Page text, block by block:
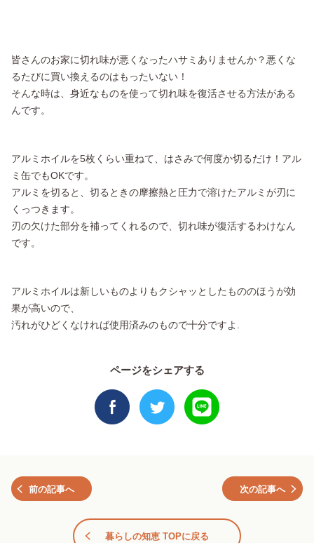
皆さんのお家に切れ味が悪くなったハサミありませんか？悪くな
るたびに買い換えるのはもったいない！
そんな時は、身近なものを使って切れ味を復活させる方法がある
んです。
アルミホイルを5枚くらい重ねて、はさみで何度か切るだけ！アル
ミ缶でもOKです。
アルミを切ると、切るときの摩擦熱と圧力で溶けたアルミが刃に
くっつきます。
刃の欠けた部分を補ってくれるので、切れ味が復活するわけなん
です。
アルミホイルは新しいものよりもクシャッとしたもののほうが効
果が高いので、
汚れがひどくなければ使用済みのもので十分ですよ.
ページをシェアする
前の記事へ 次の記事へ
暮らしの知恵 TOPに戻る